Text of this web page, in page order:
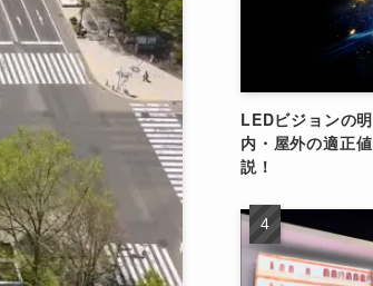
LEDビジョンの
内・屋外の適正
説！